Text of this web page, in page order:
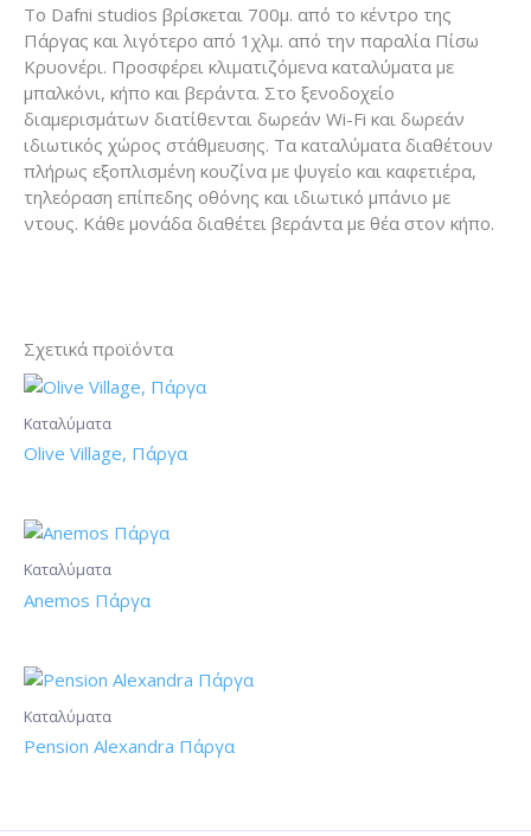
Το Dafni studios βρίσκεται 700μ. από το κέντρο της
Πάργας και λιγότερο από 1χλμ. από την παραλία Πίσω
Κρυονέρι. Προσφέρει κλιματιζόμενα καταλύματα με
μπαλκόνι, κήπο και βεράντα. Στο ξενοδοχείο
διαμερισμάτων διατίθενται δωρεάν Wi-Fi και δωρεάν
ιδιωτικός χώρος στάθμευσης. Τα καταλύματα διαθέτουν
πλήρως εξοπλισμένη κουζίνα με ψυγείο και καφετιέρα,
τηλεόραση επίπεδης οθόνης και ιδιωτικό μπάνιο με
ντους. Κάθε μονάδα διαθέτει βεράντα με θέα στον κήπο.
Σχετικά προϊόντα
Καταλύματα
Olive Village, Πάργα
Καταλύματα
Anemos Πάργα
Καταλύματα
Pension Alexandra Πάργα